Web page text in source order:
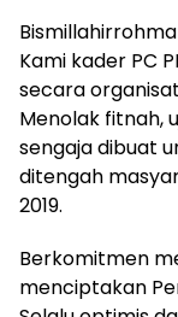
Kami kader PC
secara
Menolak fitnah,
sengaja dibuat
ditengah
2019.
Berkomitmen
menciptakan